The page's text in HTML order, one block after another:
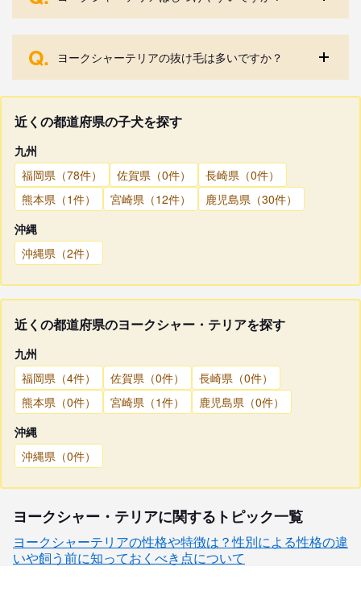
Q. ヨークシャーテリアの抜け毛は多いですか？
近くの都道府県の子犬を探す
九州
福岡県（78件）
佐賀県（0件）
長崎県（0件）
熊本県（1件）
宮崎県（12件）
鹿児島県（30件）
沖縄
沖縄県（2件）
近くの都道府県のヨークシャー・テリアを探す
九州
福岡県（4件）
佐賀県（0件）
長崎県（0件）
熊本県（0件）
宮崎県（1件）
鹿児島県（0件）
沖縄
沖縄県（0件）
ヨークシャー・テリアに関するトピック一覧
ヨークシャーテリアの性格や特徴は？性別による性格の違
いや飼う前に知っておくべき点について